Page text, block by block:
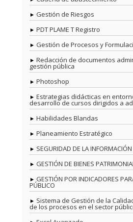
Gestión de Riesgos
PDT PLAME T Registro
Gestión de Procesos y
Redacción de documentos
gestión pública
Photoshop
Estrategias didácticas en
desarrollo de cursos dirigidos a
Habilidades Blandas
Planeamiento Estratégico
SEGURIDAD DE LA INFORMACIÓN
GESTIÓN DE BIENES
GESTIÓN POR INDICADORES
PÚBLICO
Sistema de Gestión de la
de los procesos en el sector